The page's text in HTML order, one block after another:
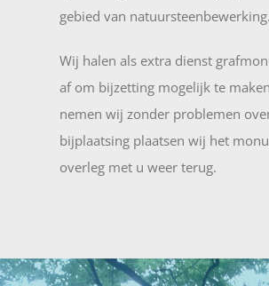
gebied van natuursteenbewerking.
Wij halen als extra dienst
af om bijzetting mogelijk te
nemen wij zonder problemen
bijplaatsing plaatsen wij het
overleg met u weer terug.